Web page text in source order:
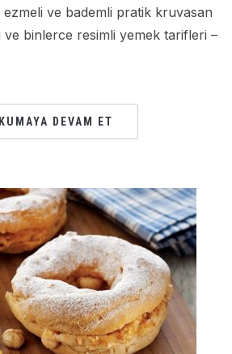
ezmeli ve bademli pratik kruvasan
ve binlerce resimli yemek tarifleri –
DEVAM ET